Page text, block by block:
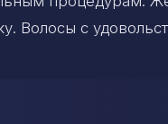
Волосы с